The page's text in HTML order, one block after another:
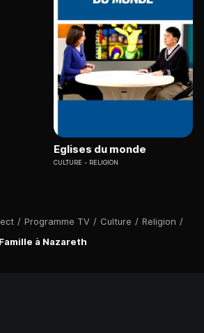
/ Programme TV / Culture / Religion /
à Nazareth
Eglises du monde
CULTURE RELIGION